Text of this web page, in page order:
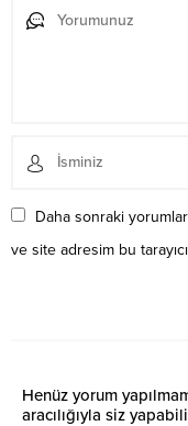
Daha sonraki
ve site adresim bu
Henüz yorum
aracılığıyla siz